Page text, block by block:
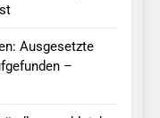
Ausgesetzte
–